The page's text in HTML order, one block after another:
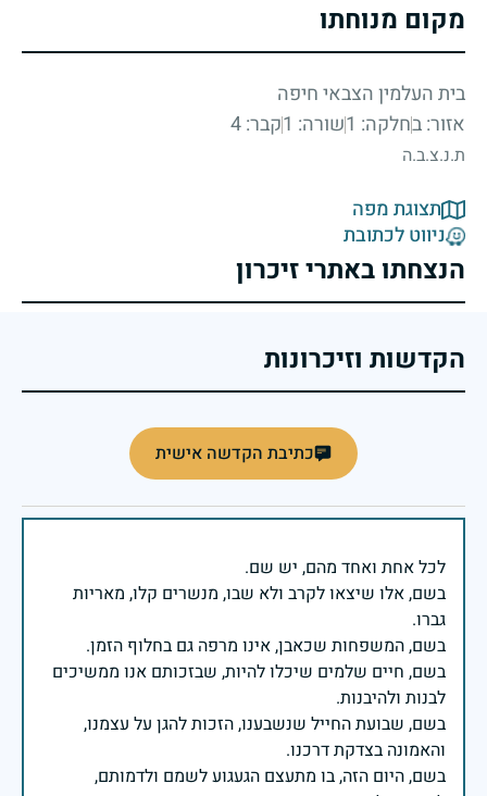
מקום מנוחתו
בית העלמין הצבאי חיפה
אזור: בחלקה: 1 שורה: 1 קבר: 4
ת.נ.צ.ב.ה
תצוגת מפה
ניווט לכתובת
הנצחתו באתרי זיכרון
הקדשות וזיכרונות
כתיבת הקדשה אישית
בשם, אלו שיצאו לקרב ולא שבו, מנשרים קלו, מאריות
בשם, חיים שלמים שיכלו להיות, שבזכותם אנו ממשיכים
בשם, שבועת החייל שנשבענו, הזכות להגן על עצמנו,
בשם, היום הזה, בו מתעצם הגעגוע לשמם ולדמותם,